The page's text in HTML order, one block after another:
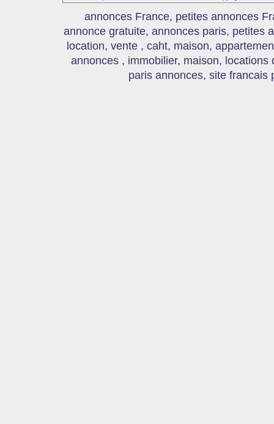
annonces France, petites annonces
annonce gratuite, annonces paris, petites
location, vente , caht, maison,
annonces , immobilier, maison,
paris annonces, site francais